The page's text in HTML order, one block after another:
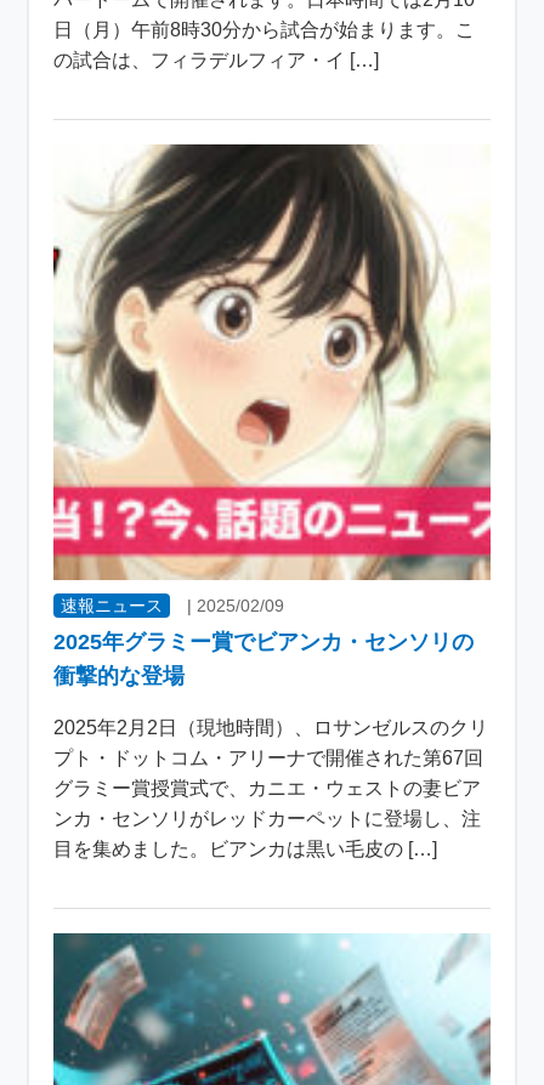
日（月）午前8時30分から試合が始まります。こ
の試合は、フィラデルフィア・イ […]
速報ニュース | 2025/02/09
2025年グラミー賞でビアンカ・センソリの
衝撃的な登場
2025年2月2日（現地時間）、ロサンゼルスのクリ
プト・ドットコム・アリーナで開催された第67回
グラミー賞授賞式で、カニエ・ウェストの妻ビア
ンカ・センソリがレッドカーペットに登場し、注
目を集めました。ビアンカは黒い毛皮の […]